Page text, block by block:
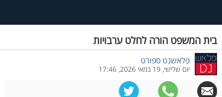
בית המשפט הורה לחלט ערבויות
פלאשנט ספורט
יום שלישי, 19 במאי 2026, 17:46